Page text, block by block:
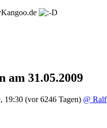
am 31.05.2009
19:30 (vor 6246 Tagen) @ Ralf